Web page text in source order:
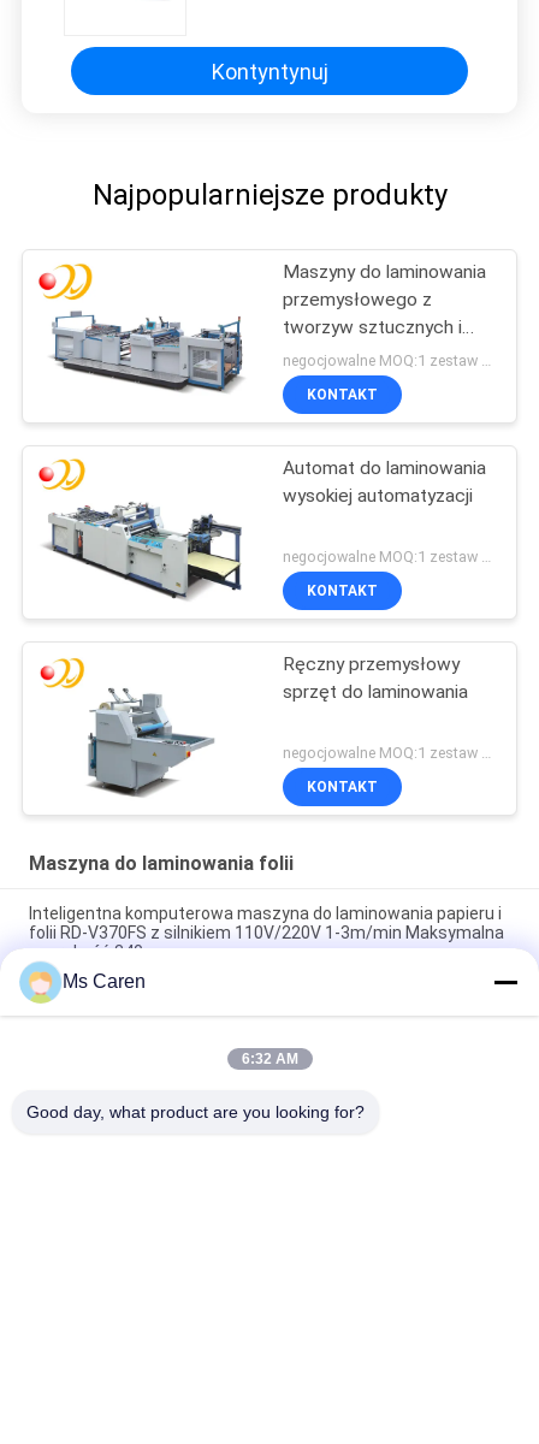
Kontyntynuj
Najpopularniejsze produkty
Maszyny do laminowania
przemysłowego z
tworzyw sztucznych i
papieru
negocjowalne MOQ:1 zestaw / zestawy
KONTAKT
Automat do laminowania
wysokiej automatyzacji
KONTAKT
Ręczny przemysłowy
sprzęt do laminowania
KONTAKT
Maszyna do laminowania folii
Inteligentna komputerowa maszyna do laminowania papieru i
folii RD-V370FS z silnikiem 110V/220V 1-3m/min Maksymalna
szerokość 340mm
PRY-390D 520D 650D Pneumatyczny Laminator Filmów
Papierowych Wykrojonych W Rolowaniu Z Oneerlapem
PRY-ER W pełni automatyczna maszyna do laminowania folii
Ms Caren
6:32 AM
Good day, what product are you looking for?